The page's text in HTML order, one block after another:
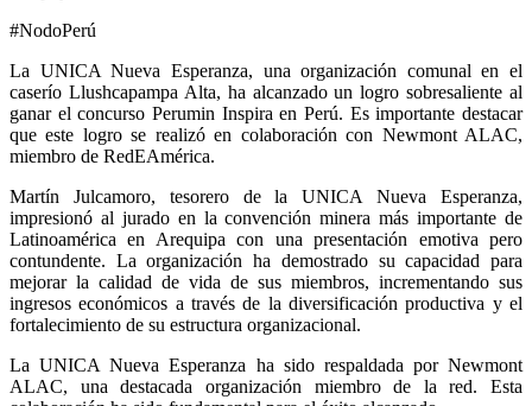
#NodoPerú
La UNICA Nueva Esperanza, una organización comunal en el
caserío Llushcapampa Alta, ha alcanzado un logro sobresaliente al
ganar el concurso Perumin Inspira en Perú. Es importante destacar
que este logro se realizó en colaboración con Newmont ALAC,
miembro de RedEAmérica.
Martín Julcamoro, tesorero de la UNICA Nueva Esperanza,
impresionó al jurado en la convención minera más importante de
Latinoamérica en Arequipa con una presentación emotiva pero
contundente. La organización ha demostrado su capacidad para
mejorar la calidad de vida de sus miembros, incrementando sus
ingresos económicos a través de la diversificación productiva y el
fortalecimiento de su estructura organizacional.
La UNICA Nueva Esperanza ha sido respaldada por Newmont
ALAC, una destacada organización miembro de la red. Esta